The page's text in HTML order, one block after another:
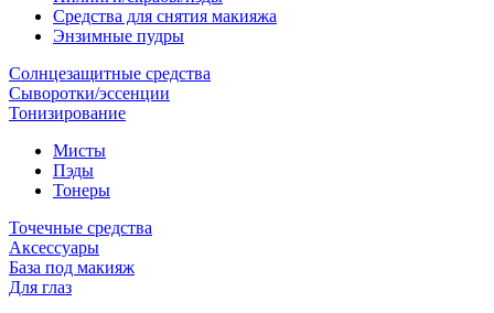
Средства для снятия макияжа
Энзимные пудры
Солнцезащитные средства
Сыворотки/эссенции
Тонизирование
Мисты
Пэды
Тонеры
Точечные средства
Аксессуары
База под макияж
Для глаз